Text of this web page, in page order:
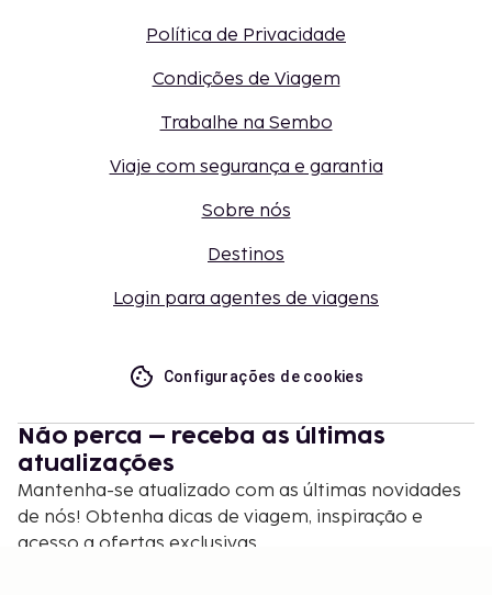
Política de Privacidade
Condições de Viagem
Trabalhe na Sembo
Viaje com segurança e garantia
Sobre nós
Destinos
Login para agentes de viagens
Configurações de cookies
Não perca – receba as últimas
atualizações
Mantenha-se atualizado com as últimas novidades
de nós! Obtenha dicas de viagem, inspiração e
acesso a ofertas exclusivas.